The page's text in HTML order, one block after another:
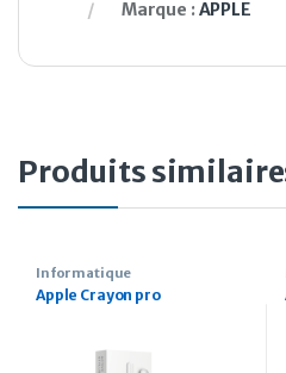
Marque :APPLE
Produits
Informatique
Apple Crayon pro